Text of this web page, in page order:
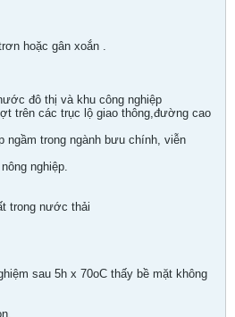
hoặc gân xoắn .
đô thị và khu công nghiệp
trên các trục lộ giao thông,đường cao
ngầm trong ngành bưu chính, viễn
nghiệp.
trong nước thải
sau 5h x 70oC thấy bề mặt không